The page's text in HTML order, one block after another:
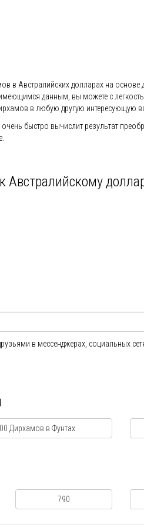
в Австралийских долларах на
данным, вы можете с
в любую другую интересующую
быстро вычислит результат
в мессенджерах, социальных
Дирхамов в Фунтах
790